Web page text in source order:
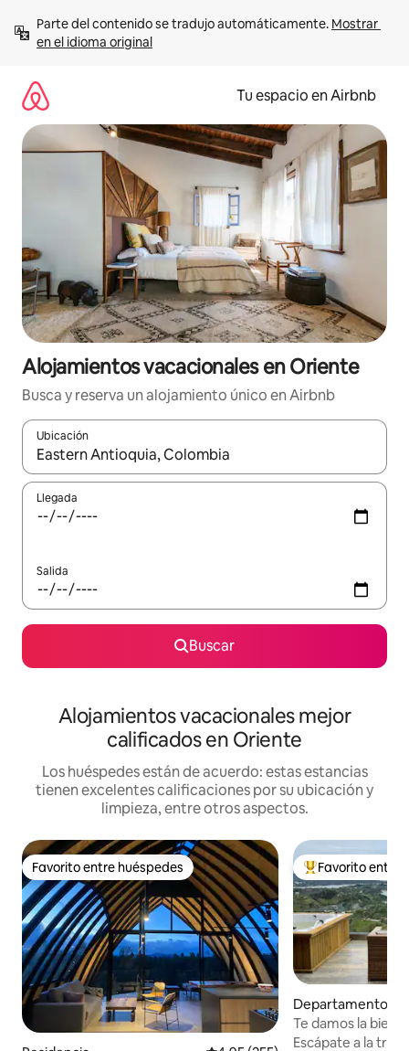
contenido
Parte del contenido se tradujo automáticamente. Mostrar
en el idioma original
Tu espacio en Airbnb
Alojamientos vacacionales en Oriente
Busca y reserva un alojamiento único en Airbnb
Ubicación
Cuando los resultados estén disponibles, podrás navegar
Llegada
Salida
Buscar
Alojamientos vacacionales mejor
calificados en Oriente
Los huéspedes están de acuerdo: estas estancias
tienen excelentes calificaciones por su ubicación y
limpieza, entre otros aspectos.
Favorito entre huéspedes
Favorito entre huéspedes De los mejores
Favorito entre
Departamento en
Te damos la
Paradise en
Escápate a la